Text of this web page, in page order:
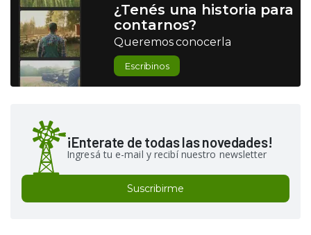
¿Tenés una historia para
contarnos?
Queremos conocerla
Escribinos
¡Enterate de todas las novedades!
Ingresá tu e-mail y recibí nuestro newsletter
Suscribirme